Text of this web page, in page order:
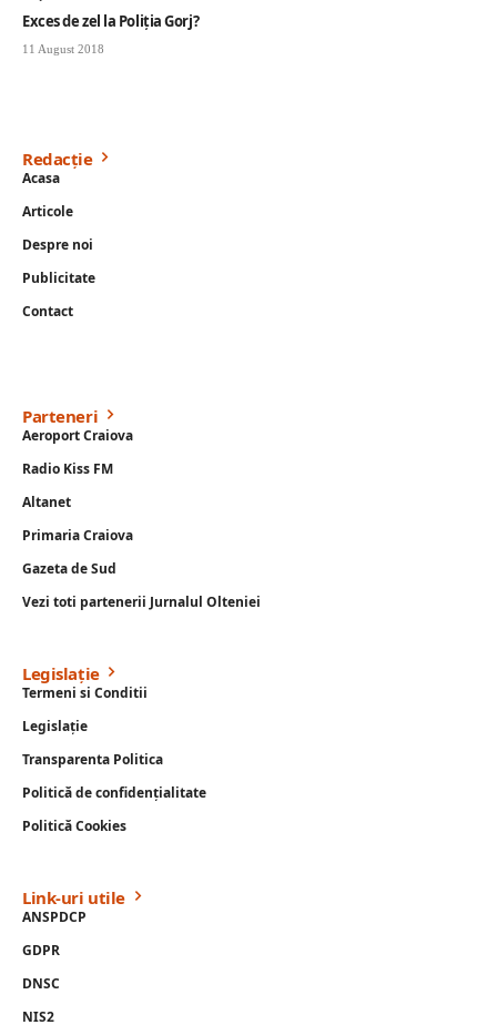
Exces de zel la Poliţia Gorj?
11 August 2018
Redacție
Acasa
Articole
Despre noi
Publicitate
Contact
Parteneri
Aeroport Craiova
Radio Kiss FM
Altanet
Primaria Craiova
Gazeta de Sud
Vezi toti partenerii Jurnalul Olteniei
Legislație
Termeni si Conditii
Legislație
Transparenta Politica
Politică de confidențialitate
Politică Cookies
Link-uri utile
ANSPDCP
GDPR
DNSC
NIS2